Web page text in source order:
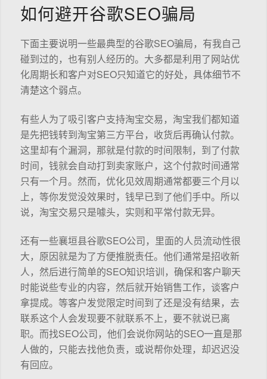
如何避开谷歌SEO骗局
下面主要说明一些最典型的谷歌SEO骗局，有我自己
碰到过的，也有别人经历的。大多都是利用了网站优
化周期长和客户对SEO只知道它的好处，具体细节不
清楚这个弱点。
有些人为了吸引客户支持淘宝交易，淘宝我们都知道
是先把钱转到淘宝第三方平台，收货后再确认付款。
这里却有个漏洞，那就是付款的时间限制，到了付款
时间，钱就会自动打到卖家账户，这个付款时间通常
只有一个月。然而，优化见效周期通常都要三个月以
上，等你发觉没效果时，钱早已到了他们手中。所以
说，淘宝交易只是噱头，实则和平常付款无异。
还有一些襄垣县谷歌SEO公司，里面的人员流动性很
大，原因就是为了方便推脱责任。他们通常是招收新
人，然后进行简单的SEO知识培训，确保和客户聊天
时能说些专业的内容，然后就开始销售工作，谈客户
拿提成。等客户发觉限定时间到了还是没有结果，去
联系这个人会发现要不就联系不上，要不就说已离
职。而找SEO公司，他们会说你网站的SEO一直是那
人做的，只能去找他负责，或说帮你处理，却迟迟没
有回应。